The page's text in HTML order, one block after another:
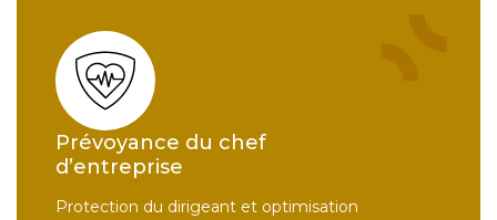
Prévoyance du chef
d’entreprise
Protection du dirigeant et optimisation